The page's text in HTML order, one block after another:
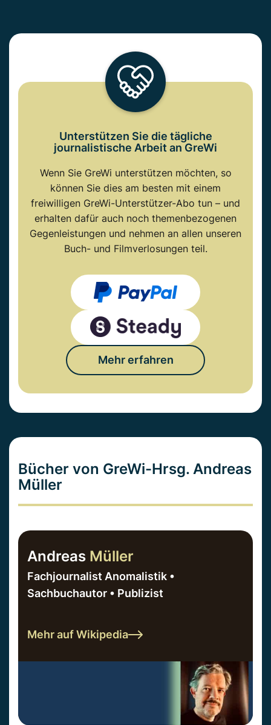
Unterstützen Sie die tägliche
journalistische Arbeit an GreWi
Wenn Sie GreWi unterstützen möchten, so
können Sie dies am besten mit einem
freiwilligen GreWi-Unterstützer-Abo tun – und
erhalten dafür auch noch themenbezogenen
Gegenleistungen und nehmen an allen unseren
Buch- und Filmverlosungen teil.
Mehr erfahren
Bücher von GreWi-Hrsg. Andreas
Müller
Andreas Müller
Fachjournalist Anomalistik •
Sachbuchautor • Publizist
Mehr auf Wikipedia